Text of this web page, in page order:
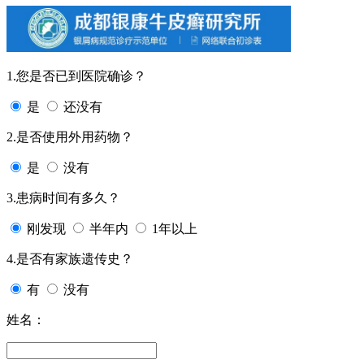
1.您是否已到医院确诊？
是 还没有
2.是否使用外用药物？
是 没有
3.患病时间有多久？
刚发现 半年内 1年以上
4.是否有家族遗传史？
有 没有
姓名：